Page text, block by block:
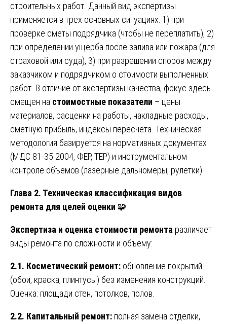
строительных работ. Данный вид экспертизы
применяется в трех основных ситуациях: 1) при
проверке сметы подрядчика (чтобы не переплатить), 2)
при определении ущерба после залива или пожара (для
страховой или суда), 3) при разрешении споров между
заказчиком и подрядчиком о стоимости выполненных
работ. В отличие от экспертизы качества, фокус здесь
смещен на стоимостные показатели – цены
материалов, расценки на работы, накладные расходы,
сметную прибыль, индексы пересчета. Техническая
методология базируется на нормативных документах
(МДС 81-35.2004, ФЕР, ТЕР) и инструментальном
контроле объемов (лазерные дальномеры, рулетки).
Глава 2. Техническая классификация видов
ремонта для целей оценки 🧩
Экспертиза и оценка стоимости ремонта различает
виды ремонта по сложности и объему:
2.1. Косметический ремонт: обновление покрытий
(обои, краска, плинтусы) без изменения конструкций.
Оценка: площади стен, потолков, полов.
2.2. Капитальный ремонт: полная замена отделки,